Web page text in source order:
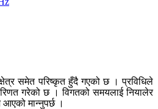
समेत परिष्कृत हुँदै गएको छ । प्रविधिले
गरेको छ । विगतको समयलाई नियालेर
आएको मान्नुपर्छ ।